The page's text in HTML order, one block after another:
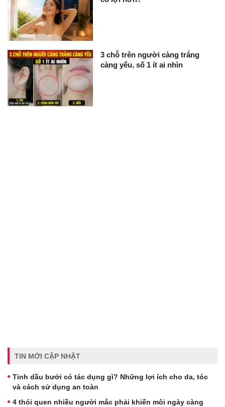
3 chỗ trên người càng trắng
càng yếu, số 1 ít ai nhìn
TIN MỚI CẬP NHẬT
Tinh dầu bưởi có tác dụng gì? Những lợi ích cho da, tóc
và cách sử dụng an toàn
4 thói quen nhiều người mắc phải khiến môi ngày càng